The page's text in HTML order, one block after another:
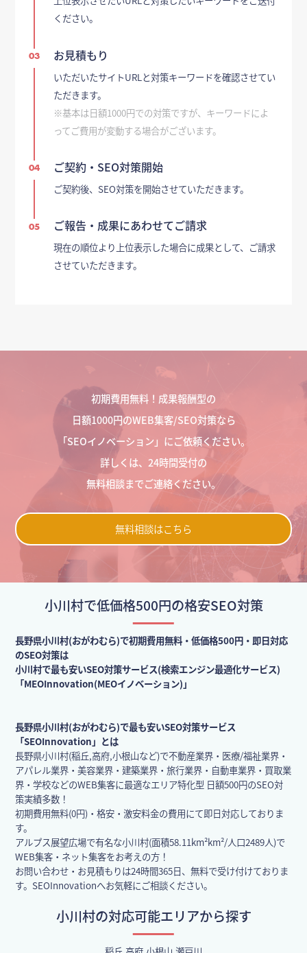
ください。
03 お見積もり
いただいたサイトURLと対策キーワードを確認させてい
ただきます。
※基本は日額1000円での対策ですが、キーワードによ
ってご費用が変動する場合がございます。
04 ご契約・SEO対策開始
ご契約後、SEO対策を開始させていただきます。
05 ご報告・成果にあわせてご請求
現在の順位より上位表示した場合に成果として、ご請求
させていただきます。
初期費用無料！成果報酬型の
日額1000円のWEB集客/SEO対策なら
「SEOイノベーション」にご依頼ください。
詳しくは、24時間受付の
無料相談までご連絡ください。
無料相談はこちら
小川村で低価格500円の格安SEO対策
長野県小川村(おがわむら)で初期費用無料・低価格500円・即日対応
のSEO対策は
小川村で最も安いSEO対策サービス(検索エンジン最適化サービス)
「MEOInnovation(MEOイノベーション)」
長野県小川村(おがわむら)で最も安いSEO対策サービス
「SEOInnovation」とは
長野県小川村(稲丘,高府,小根山など)で不動産業界・医療/福祉業界・
アパレル業界・美容業界・建築業界・旅行業界・自動車業界・買取業
界・学校などのWEB集客に最適なエリア特化型 日額500円のSEO対
策実績多数！
初期費用無料(0円)・格安・激安料金の費用にて即日対応しておりま
す。
アルプス展望広場で有名な小川村(面積58.11km²km²/人口2489人)で
WEB集客・ネット集客をお考えの方！
お問い合わせ・お見積もりは24時間365日、無料で受け付けておりま
す。SEOInnovationへお気軽にご相談ください。
小川村の対応可能エリアから探す